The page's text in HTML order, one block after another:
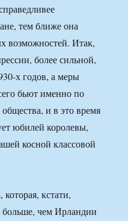
тем ближе она
возможностей. Итак,
более сильной,
х годов, а меры
бьют именно по
и в это время
юбилей королевы,
косной классовой
кстати,
больше, чем Ирландии